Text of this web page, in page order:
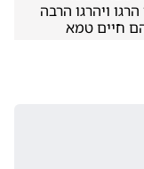
חיים טמא